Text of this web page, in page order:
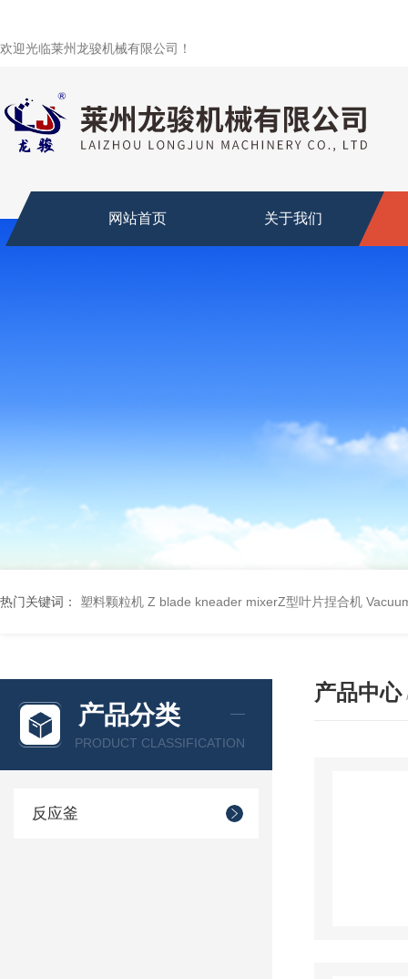
欢迎光临莱州龙骏机械有限公司！
网站首页 关于我们
热门关键词： 塑料颗粒机 Z blade kneader mixerZ型叶片捏合机
产品分类
PRODUCT CLASSIFICATION
反应釜
产品中心